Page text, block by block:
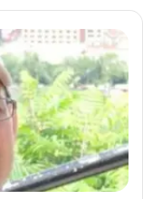
يجب
إيقاف
المجزرة
بحق
الفلسطينيين!